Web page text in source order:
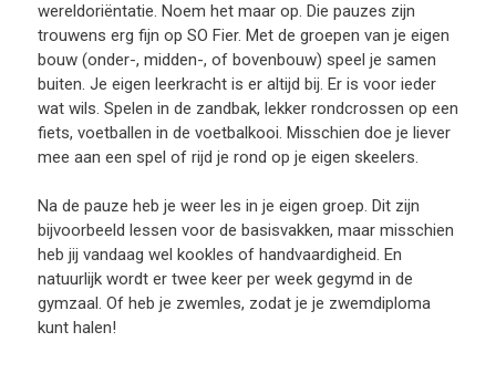
wereldoriëntatie. Noem het maar op. Die pauzes zijn
trouwens erg fijn op SO Fier. Met de groepen van je eigen
bouw (onder-, midden-, of bovenbouw) speel je samen
buiten. Je eigen leerkracht is er altijd bij. Er is voor ieder
wat wils. Spelen in de zandbak, lekker rondcrossen op een
fiets, voetballen in de voetbalkooi. Misschien doe je liever
mee aan een spel of rijd je rond op je eigen skeelers.
Na de pauze heb je weer les in je eigen groep. Dit zijn
bijvoorbeeld lessen voor de basisvakken, maar misschien
heb jij vandaag wel kookles of handvaardigheid. En
natuurlijk wordt er twee keer per week gegymd in de
gymzaal. Of heb je zwemles, zodat je je zwemdiploma
kunt halen!